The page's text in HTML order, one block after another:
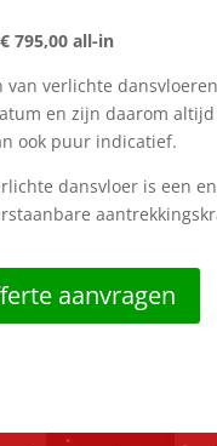
795,00 all-in
van verlichte
en zijn daarom
ook puur indicatief.
dansvloer is een
aanvragen